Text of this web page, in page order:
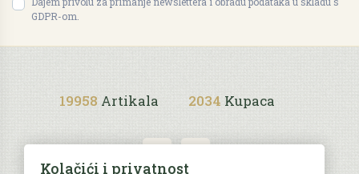
GDPR-om.
19958 Artikala 2034 Kupaca
Kolačići i privatnost